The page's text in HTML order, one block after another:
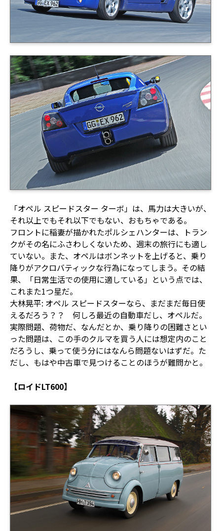
「オペル スピードスター ターボ」は、馬力は大きいが、
それ以上でもそれ以下でもない、おもちゃである。
フロントに稲妻が描かれたポルシェハンターは、トラン
クがその名にふさわしくないため、週末の旅行にも適し
ていない。また、オペルはボンネットを上げると、乗り
降りがアクロバティックな行為になってしまう。その結
果、「日常生活での使用に適している」という点では、
これまた1つ星だ。
大林晃平: オペル スピードスターなら、まだまだ毎日使
えるだろう？？ 何しろ最近の自動車だし、オペルだ。
実際問題、荷物だ、なんだとか、乗り降りの困難さとい
った問題は、この手のクルマを買う人には想定内のこと
だろうし、乗って使う分にはなんら問題ないはずだ。た
だし、もはや中古車で見つけることのほうが難問かと。
【ロイドLT600】